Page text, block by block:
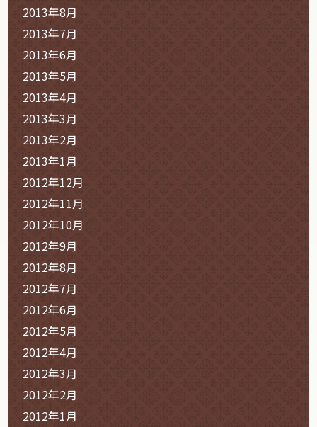
2013年8月
2013年7月
2013年6月
2013年5月
2013年4月
2013年3月
2013年2月
2013年1月
2012年12月
2012年11月
2012年10月
2012年9月
2012年8月
2012年7月
2012年6月
2012年5月
2012年4月
2012年3月
2012年2月
2012年1月